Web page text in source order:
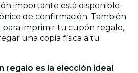
importante está disponible
de confirmación. También
para imprimir tu cupón regalo,
una copia física a tu
regalo es la elección ideal